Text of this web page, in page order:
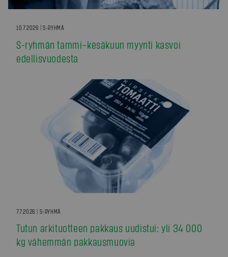
10.7.2026 | S-RYHMÄ
S-ryhmän tammi–kesäkuun myynti kasvoi
edellisvuodesta
7.7.2026 | S-RYHMÄ
Tutun arkituotteen pakkaus uudistui: yli 34 000
kg vähemmän pakkausmuovia